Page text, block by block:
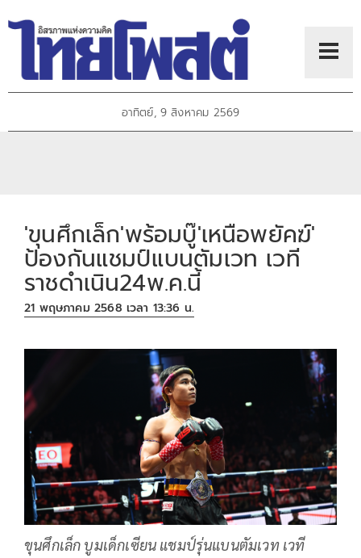
อาทิตย์, 9 สิงหาคม 2569
'ขุนศึกเล็ก'พร้อมบู๊'เหนือพยัคฆ์'
ป้องกันแชมป์แบนตัมเวท เวที
ราชดำเนิน24พ.ค.นี้
21 พฤษภาคม 2568 เวลา 13:36 น.
ขุนศึกเล็ก บูมเด็กเซียน แชมป์รุ่นแบนตัมเวท เวที